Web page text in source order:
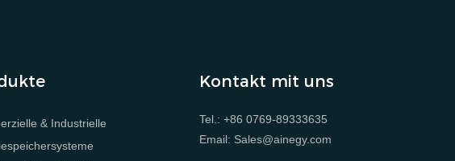
& Industrielle
Kontakt mit uns
Tel.: +86 0769-89333635
Email: Sales@ainegy.com